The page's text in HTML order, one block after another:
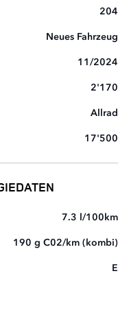
204
Neues Fahrzeug
11/2024
2'170
Allrad
17'500
7.3 l/100km
190 g C02/km (kombi)
E